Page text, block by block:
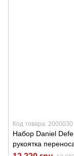
Код товара: 2000030
Набор Daniel
рукоятка